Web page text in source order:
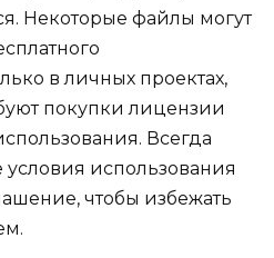
Некоторые файлы могут
в личных проектах,
покупки лицензии
Всегда
условия использования
чтобы избежать